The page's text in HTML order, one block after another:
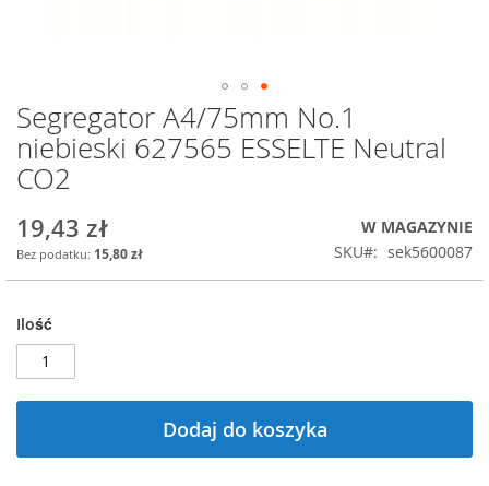
Przejdź
na
początek
galerii
Segregator A4/75mm No.1
niebieski 627565 ESSELTE Neutral
CO2
19,43 zł
15,80 zł
W MAGAZYNIE
SKU
sek5600087
Ilość
Dodaj do koszyka